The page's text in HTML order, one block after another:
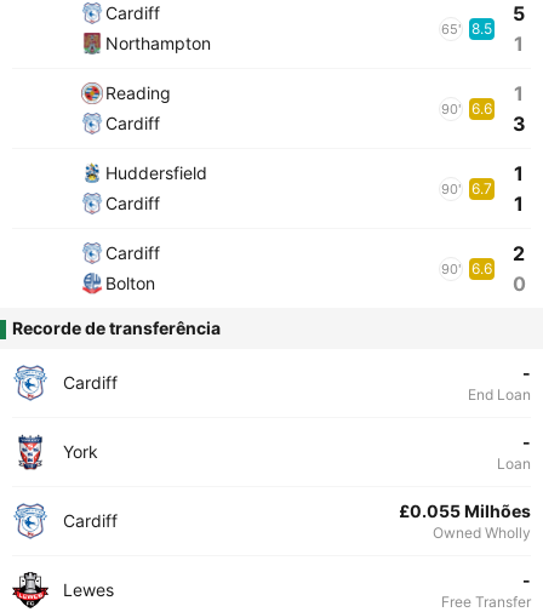
Cardiff
Northampton
65' 8.5
5
1
Reading
Cardiff
90' 6.6
1
3
Huddersfield
Cardiff
90' 6.7
1
1
Cardiff
Bolton
90' 6.6
2
0
Recorde de transferência
Cardiff -
End Loan
York -
Loan
Cardiff £0.055 Milhões
Owned Wholly
Lewes -
Free Transfer